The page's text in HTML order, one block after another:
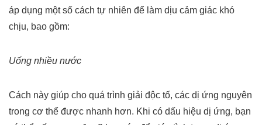
áp dụng một số cách tự nhiên để làm dịu cảm giác khó
chịu, bao gồm:
Uống nhiều nước
Cách này giúp cho quá trình giải độc tố, các dị ứng nguyên
trong cơ thể được nhanh hơn. Khi có dấu hiệu dị ứng, bạn